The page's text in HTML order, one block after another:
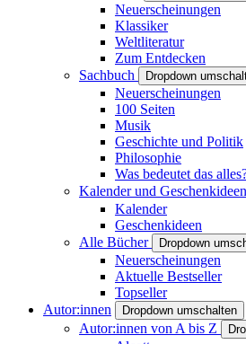
Neuerscheinungen
Klassiker
Weltliteratur
Zum Entdecken
Sachbuch
Dropdown
Neuerscheinungen
100 Seiten
Musik
Geschichte und Politik
Philosophie
Was bedeutet das
Kalender und Geschenkideen
Kalender
Geschenkideen
Alle Bücher
Dropdown
Neuerscheinungen
Aktuelle Bestseller
Topseller
Autor:innen
Dropdown umschalten
Autor:innen von A bis Z